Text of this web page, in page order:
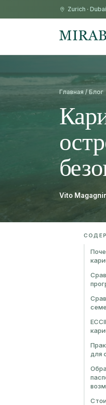
Zurich · Dubai
Главная / Блог
Vito
для